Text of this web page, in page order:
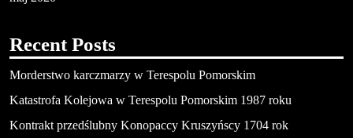
Recent Posts
Morderstwo karczmarzy w Terespolu Pomorskim
Katastrofa Kolejowa w Terespolu Pomorskim 1987 roku
Kontrakt przedślubny Konopaccy Kruszyńscy 1704 rok